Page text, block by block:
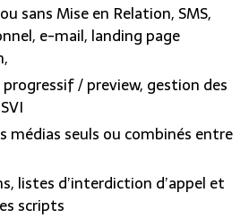
sans Mise en Relation, SMS,
e-mail, landing page
/ preview, gestion des
médias seuls ou combinés entre
listes d’interdiction d’appel et
scripts